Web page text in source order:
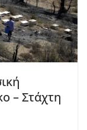
– Στάχτη